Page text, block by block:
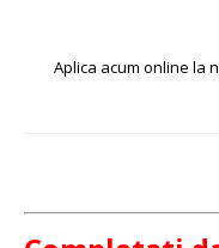
Aplica acum online la